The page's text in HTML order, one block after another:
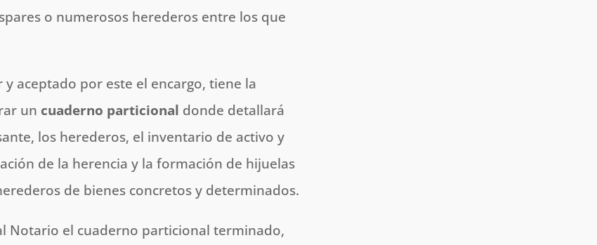
o numerosos herederos entre los que
aceptado por este el encargo, tiene la
un cuaderno particional donde detallará
los herederos, el inventario de activo y
de la herencia y la formación de hijuelas
de bienes concretos y determinados.
Notario el cuaderno particional terminado,